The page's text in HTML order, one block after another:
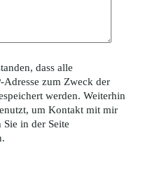
dass alle
Adresse zum Zweck der
werden. Weiterhin
um Kontakt mit mir
in der Seite